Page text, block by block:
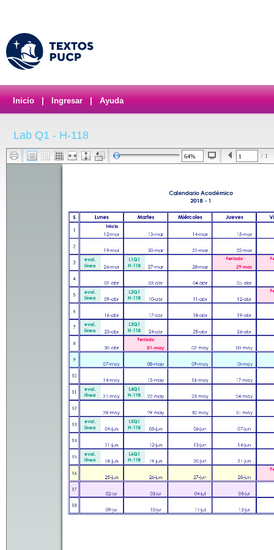
Inicio Ingresar Ayuda
Lab Q1 - H-118
/ 1